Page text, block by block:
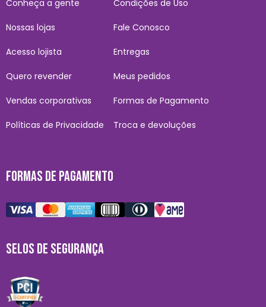
Conheça a gente
Nossas lojas
Acesso lojista
Quero revender
Vendas corporativas
Políticas de Privacidade
Condições de Uso
Fale Conosco
Entregas
Meus pedidos
Formas de Pagamento
Troca e devoluções
FORMAS DE PAGAMENTO
SELOS DE SEGURANÇA